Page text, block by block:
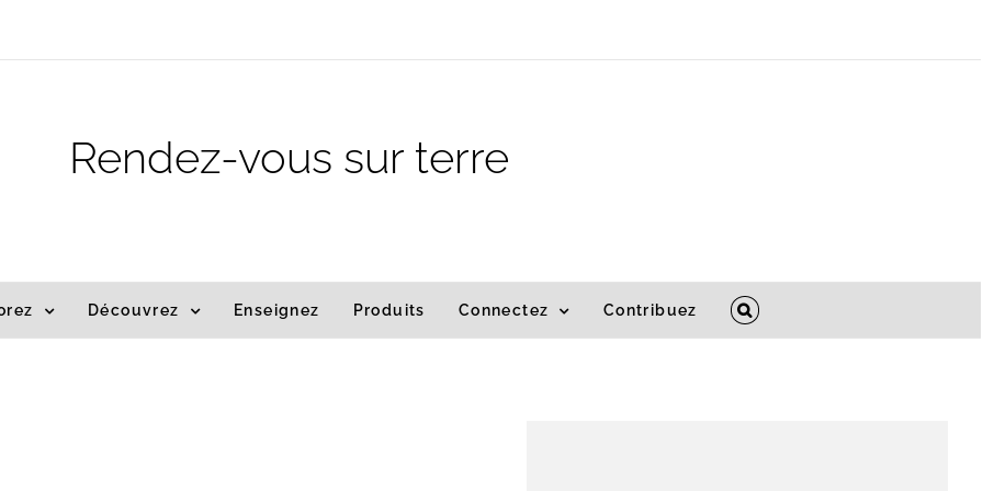
Rendez-vous sur terre
Découvrez Enseignez Produits Connectez Contribuez